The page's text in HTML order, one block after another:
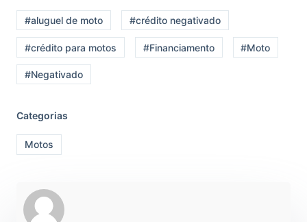
#aluguel de moto #crédito negativado
#crédito para motos #Financiamento #Moto
#Negativado
Categorias
Motos